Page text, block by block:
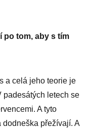
po tom, aby s tím
a celá jeho teorie je
padesátých letech se
A tyto
dodneška přežívají. A